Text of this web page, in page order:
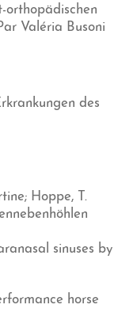
orthopädischen
Valéria Busoni
des
Hoppe, T.
sinuses by
horse